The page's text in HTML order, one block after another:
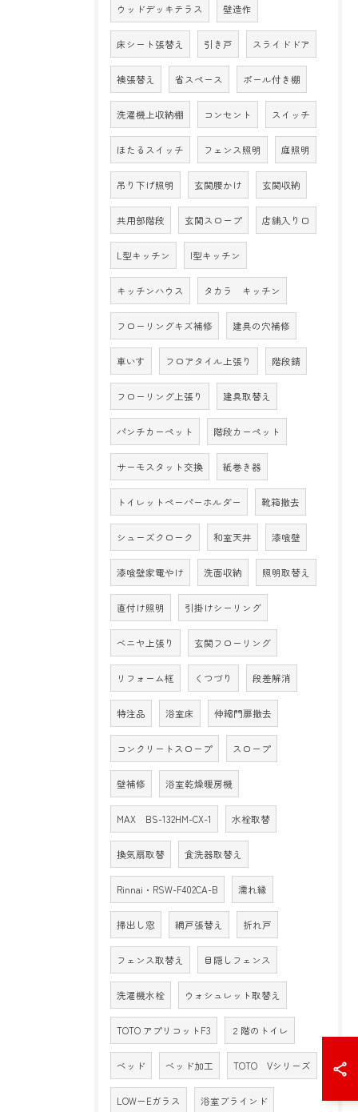
ウッドデッキテラス 壁造作
床シート張替え 引き戸 スライドドア
襖張替え 省スペース ポール付き棚
洗濯機上収納棚 コンセント スイッチ
ほたるスイッチ フェンス照明 庭照明
吊り下げ照明 玄関腰かけ 玄関収納
共用部階段 玄関スロープ 店舗入り口
L型キッチン I型キッチン
キッチンハウス タカラ キッチン
フローリングキズ補修 建具の穴補修
車いす フロアタイル上張り 階段錆
フローリング上張り 建具取替え
パンチカーペット 階段カーペット
サーモスタット交換 紙巻き器
トイレットペーパーホルダー 靴箱撤去
シューズクローク 和室天井 漆喰壁
漆喰壁家電やけ 洗面収納 照明取替え
直付け照明 引掛けシーリング
ベニヤ上張り 玄関フローリング
リフォーム框 くつづり 段差解消
特注品 浴室床 伸縮門扉撤去
コンクリートスロープ スロープ
壁補修 浴室乾燥暖房機
MAX BS-132HM-CX-1 水栓取替
換気扇取替 食洗器取替え
Rinnai・RSW-F402CA-B 濡れ縁
掃出し窓 網戸張替え 折れ戸
フェンス取替え 目隠しフェンス
洗濯機水栓 ウォシュレット取替え
TOTO アプリコットF3 ２階のトイレ
ベッド ベッド加工 TOTO Vシリーズ
LOW－Eガラス 浴室ブラインド